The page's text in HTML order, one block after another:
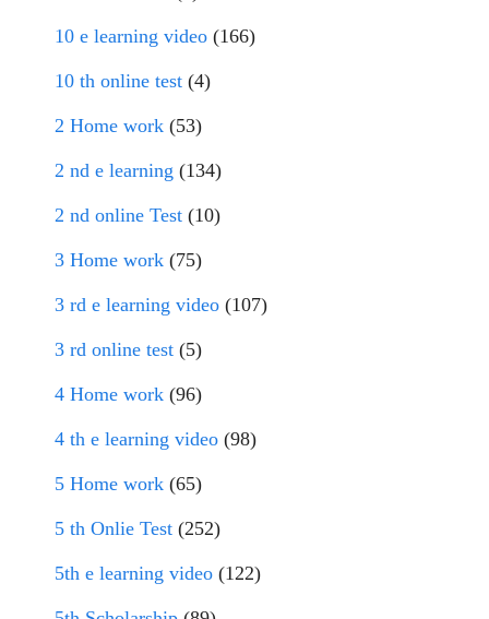
10 e learning video (166)
10 th online test (4)
2 Home work (53)
2 nd e learning (134)
2 nd online Test (10)
3 Home work (75)
3 rd e learning video (107)
3 rd online test (5)
4 Home work (96)
4 th e learning video (98)
5 Home work (65)
5 th Onlie Test (252)
5th e learning video (122)